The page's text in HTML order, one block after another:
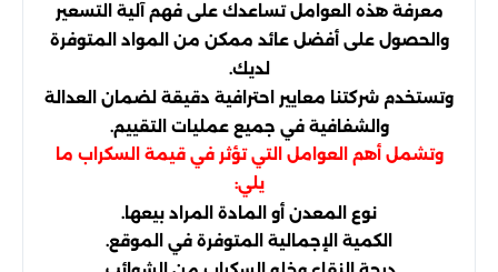
معرفة هذه العوامل تساعدك على فهم آلية التسعير
والحصول على أفضل عائد ممكن من المواد المتوفرة
لديك.
وتستخدم شركتنا معايير احترافية دقيقة لضمان العدالة
والشفافية في جميع عمليات التقييم.
وتشمل أهم العوامل التي تؤثر في قيمة السكراب ما
يلي:
نوع المعدن أو المادة المراد بيعها.
الكمية الإجمالية المتوفرة في الموقع.